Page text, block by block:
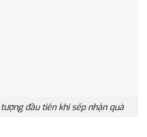
đầu tiên khi sếp nhận quà